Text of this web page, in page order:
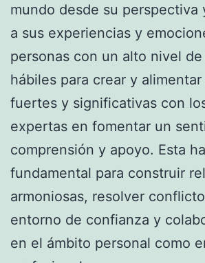
mundo desde su perspectiva
a sus experiencias y
personas con un alto nivel
hábiles para crear y
fuertes y significativas con
expertas en fomentar un
comprensión y apoyo. Esta
fundamental para construir
armoniosas, resolver
entorno de confianza y
en el ámbito personal como